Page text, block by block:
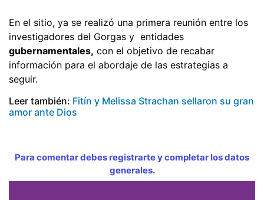
En el sitio, ya se realizó una primera reunión entre los
investigadores del Gorgas y entidades
gubernamentales, con el objetivo de recabar
información para el abordaje de las estrategias a
seguir.
Leer también: Fitín y Melissa Strachan sellaron su gran
amor ante Dios
Para comentar debes registrarte y completar los datos
generales.